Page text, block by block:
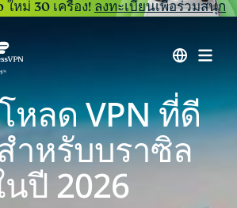
ใหม่ 30 เครื่อง! ลงทะเบียนเพื่อร่วมสนุก
หลด VPN ที่ดี
ำหรับบราซิล
ปี 2026